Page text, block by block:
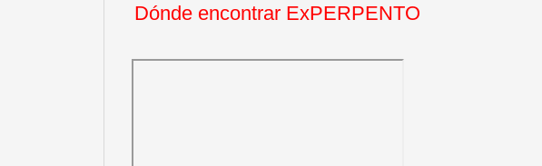
Dónde encontrar ExPERPENTO